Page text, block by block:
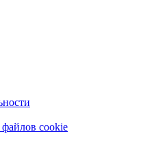
cookie